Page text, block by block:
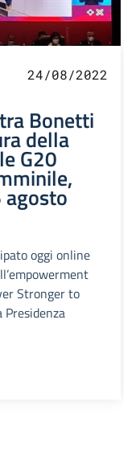
24/08/2022
Bonetti
della
G20
oggi online
Stronger to
Presidenza